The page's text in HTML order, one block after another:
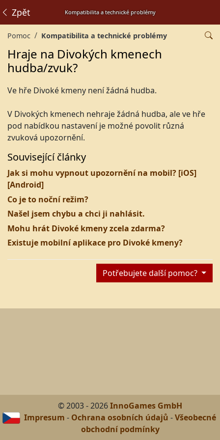
Kompatibilita a technické problémy
Zpět
Pomoc Kompatibilita a technické problémy
Hraje na Divokých kmenech
hudba/zvuk?
Ve hře Divoké kmeny není žádná hudba.
V Divokých kmenech nehraje žádná hudba, ale ve hře
pod nabídkou nastavení je možné povolit různá
zvuková upozornění.
Související články
Jak si mohu vypnout upozornění na mobil? [iOS]
[Android]
Co je to noční režim?
Našel jsem chybu a chci ji nahlásit.
Mohu hrát Divoké kmeny zcela zdarma?
Existuje mobilní aplikace pro Divoké kmeny?
Potřebujete další pomoc?
© 2003 - 2026InnoGames GmbH
Impresum - Ochrana osobních údajů -Všeobecné
obchodní podmínky